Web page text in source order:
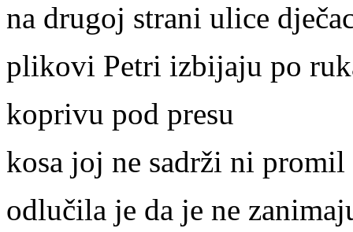
na drugoj strani ulice
plikovi Petri izbijaju po
koprivu pod presu
kosa joj ne sadrži ni promil
odlučila je da je ne